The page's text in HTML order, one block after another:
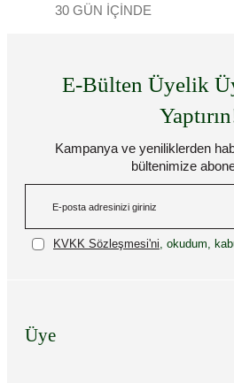
30 GÜN İÇİNDE
E-Bülten Üyelik
Kampanya ve yeniliklerden
bültenimize
KVKK Sözleşmesi'ni , okudum,
Üye